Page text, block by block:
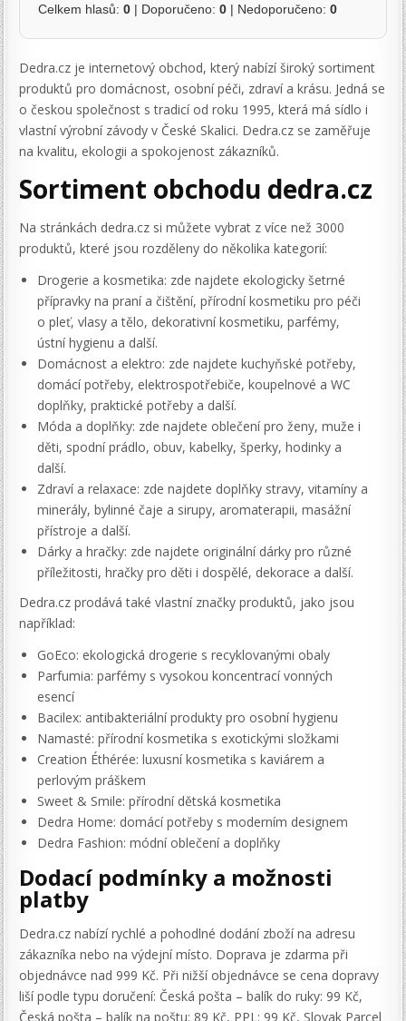
Celkem hlasů:0 | Doporučeno:0 | Nedoporučeno:0
Dedra.cz je internetový obchod, který nabízí široký sortiment
produktů pro domácnost, osobní péči, zdraví a krásu. Jedná se
o českou společnost s tradicí od roku 1995, která má sídlo i
vlastní výrobní závody v České Skalici. Dedra.cz se zaměřuje
na kvalitu, ekologii a spokojenost zákazníků.
Sortiment obchodu dedra.cz
Na stránkách dedra.cz si můžete vybrat z více než 3000
produktů, které jsou rozděleny do několika kategorií:
Drogerie a kosmetika: zde najdete ekologicky šetrné
přípravky na praní a čištění, přírodní kosmetiku pro péči
o pleť, vlasy a tělo, dekorativní kosmetiku, parfémy,
ústní hygienu a další.
Domácnost a elektro: zde najdete kuchyňské potřeby,
domácí potřeby, elektrospotřebiče, koupelnové a WC
doplňky, praktické potřeby a další.
Móda a doplňky: zde najdete oblečení pro ženy, muže i
děti, spodní prádlo, obuv, kabelky, šperky, hodinky a
další.
Zdraví a relaxace: zde najdete doplňky stravy, vitamíny a
minerály, bylinné čaje a sirupy, aromaterapii, masážní
přístroje a další.
Dárky a hračky: zde najdete originální dárky pro různé
příležitosti, hračky pro děti i dospělé, dekorace a další.
Dedra.cz prodává také vlastní značky produktů, jako jsou
například:
GoEco: ekologická drogerie s recyklovanými obaly
Parfumia: parfémy s vysokou koncentrací vonných
esencí
Bacilex: antibakteriální produkty pro osobní hygienu
Namasté: přírodní kosmetika s exotickými složkami
Creation Éthérée: luxusní kosmetika s kaviárem a
perlovým práškem
Sweet & Smile: přírodní dětská kosmetika
Dedra Home: domácí potřeby s moderním designem
Dedra Fashion: módní oblečení a doplňky
Dodací podmínky a možnosti
platby
Dedra.cz nabízí rychlé a pohodlné dodání zboží na adresu
zákazníka nebo na výdejní místo. Doprava je zdarma při
objednávce nad 999 Kč. Při nižší objednávce se cena dopravy
liší podle typu doručení: Česká pošta – balík do ruky: 99 Kč,
Česká pošta – balík na poštu: 89 Kč, PPL: 99 Kč, Slovak Parcel